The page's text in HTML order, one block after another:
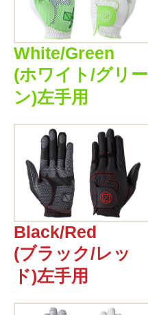
White/Green
(ホワイト/グリー
ン)左手用
Black/Red
(ブラック/レッ
ド)左手用